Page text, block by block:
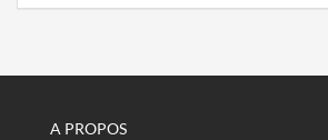
A PROPOS